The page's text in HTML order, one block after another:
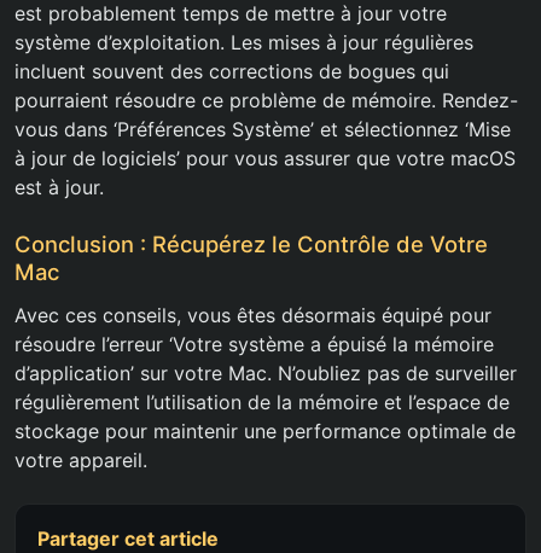
est probablement temps de mettre à jour votre
système d’exploitation. Les mises à jour régulières
incluent souvent des corrections de bogues qui
pourraient résoudre ce problème de mémoire. Rendez-
vous dans ‘Préférences Système’ et sélectionnez ‘Mise
à jour de logiciels’ pour vous assurer que votre macOS
est à jour.
Conclusion : Récupérez le Contrôle de Votre
Mac
Avec ces conseils, vous êtes désormais équipé pour
résoudre l’erreur ‘Votre système a épuisé la mémoire
d’application’ sur votre Mac. N’oubliez pas de surveiller
régulièrement l’utilisation de la mémoire et l’espace de
stockage pour maintenir une performance optimale de
votre appareil.
Partager cet article